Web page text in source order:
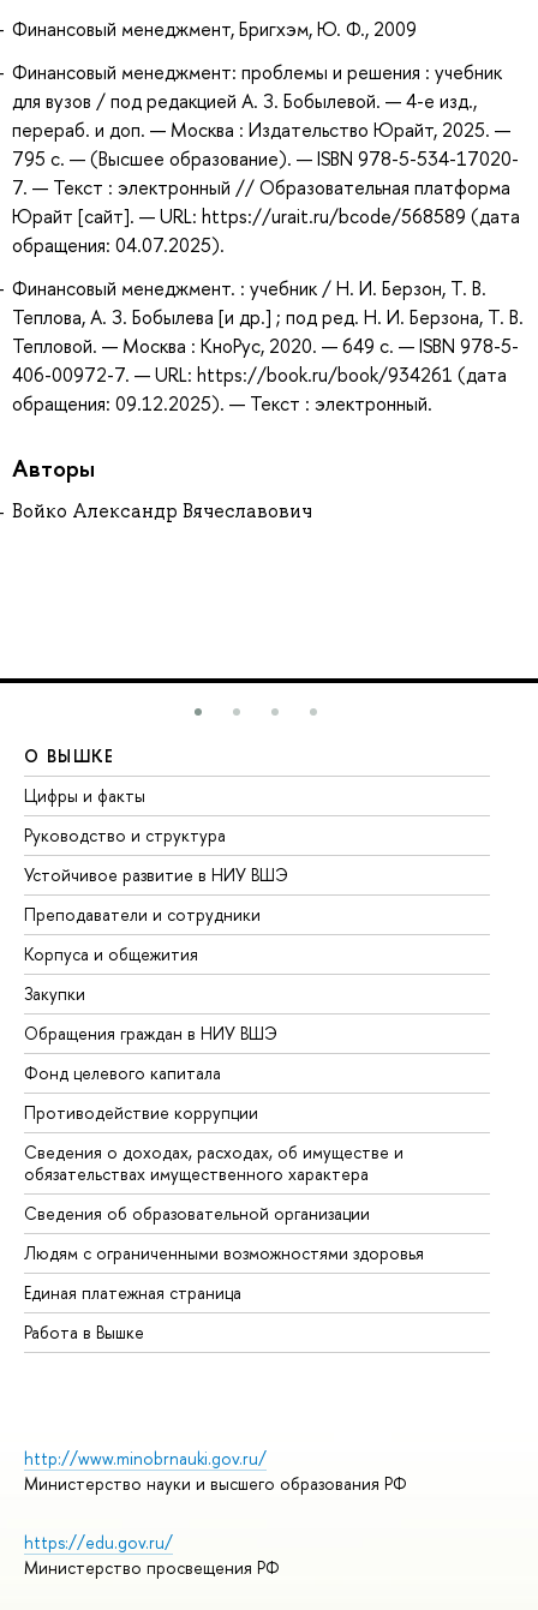
Финансовый менеджмент, Бригхэм, Ю. Ф., 2009
Финансовый менеджмент: проблемы и решения : учебник
для вузов / под редакцией А. З. Бобылевой. — 4-е изд.,
перераб. и доп. — Москва : Издательство Юрайт, 2025. —
795 с. — (Высшее образование). — ISBN 978-5-534-17020-
7. — Текст : электронный // Образовательная платформа
Юрайт [сайт]. — URL: https://urait.ru/bcode/568589 (дата
обращения: 04.07.2025).
Финансовый менеджмент. : учебник / Н. И. Берзон, Т. В.
Теплова, А. З. Бобылева [и др.] ; под ред. Н. И. Берзона, Т. В.
Тепловой. — Москва : КноРус, 2020. — 649 с. — ISBN 978-5-
406-00972-7. — URL: https://book.ru/book/934261 (дата
обращения: 09.12.2025). — Текст : электронный.
Авторы
Войко Александр Вячеславович
О ВЫШКЕ
Цифры и факты
Руководство и структура
Устойчивое развитие в НИУ ВШЭ
Преподаватели и сотрудники
Корпуса и общежития
Закупки
Обращения граждан в НИУ ВШЭ
Фонд целевого капитала
Противодействие коррупции
Сведения о доходах, расходах, об имуществе и
обязательствах имущественного характера
Сведения об образовательной организации
Людям с ограниченными возможностями здоровья
Единая платежная страница
Работа в Вышке
http://www.minobrnauki.gov.ru/
Министерство науки и высшего образования РФ
https://edu.gov.ru/
Министерство просвещения РФ